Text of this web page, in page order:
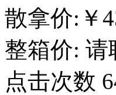
散拿价: ￥
整箱价: 请
点击次数